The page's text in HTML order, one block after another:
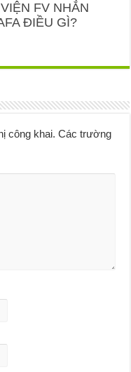
FV NHẮN
ĐIỀU GÌ?
công khai. Các trường